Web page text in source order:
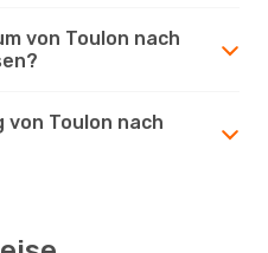
von Toulon nach
von Toulon nach